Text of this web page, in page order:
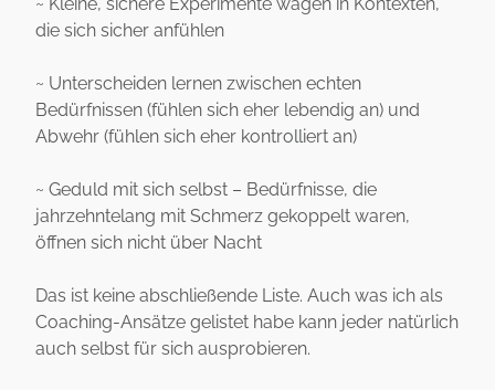
die sich sicher anfühlen
~ Unterscheiden lernen zwischen echten
Bedürfnissen (fühlen sich eher lebendig an) und
Abwehr (fühlen sich eher kontrolliert an)
~ Geduld mit sich selbst – Bedürfnisse, die
jahrzehntelang mit Schmerz gekoppelt waren,
öffnen sich nicht über Nacht
Das ist keine abschließende Liste. Auch was ich als
Coaching-Ansätze gelistet habe kann jeder natürlich
auch selbst für sich ausprobieren.